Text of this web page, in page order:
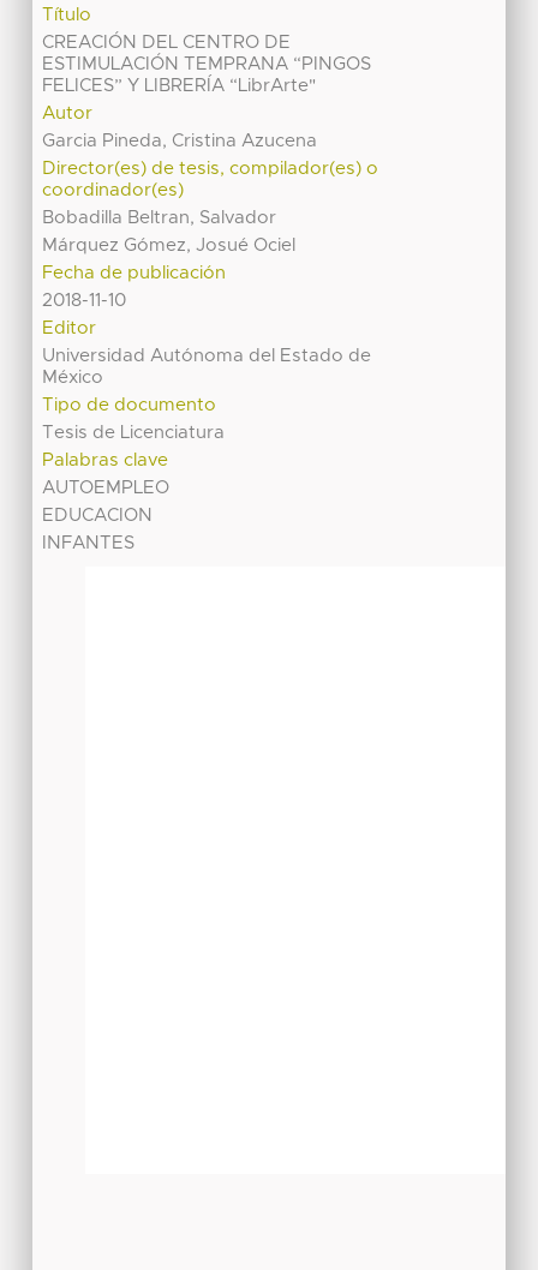
Título
CREACIÓN DEL CENTRO DE
ESTIMULACIÓN TEMPRANA “PINGOS
FELICES” Y LIBRERÍA “LibrArte"
Autor
Garcia Pineda, Cristina Azucena
Director(es) de tesis, compilador(es) o
coordinador(es)
Bobadilla Beltran, Salvador
Márquez Gómez, Josué Ociel
Fecha de publicación
2018-11-10
Editor
Universidad Autónoma del Estado de
México
Tipo de documento
Tesis de Licenciatura
Palabras clave
AUTOEMPLEO
EDUCACION
INFANTES